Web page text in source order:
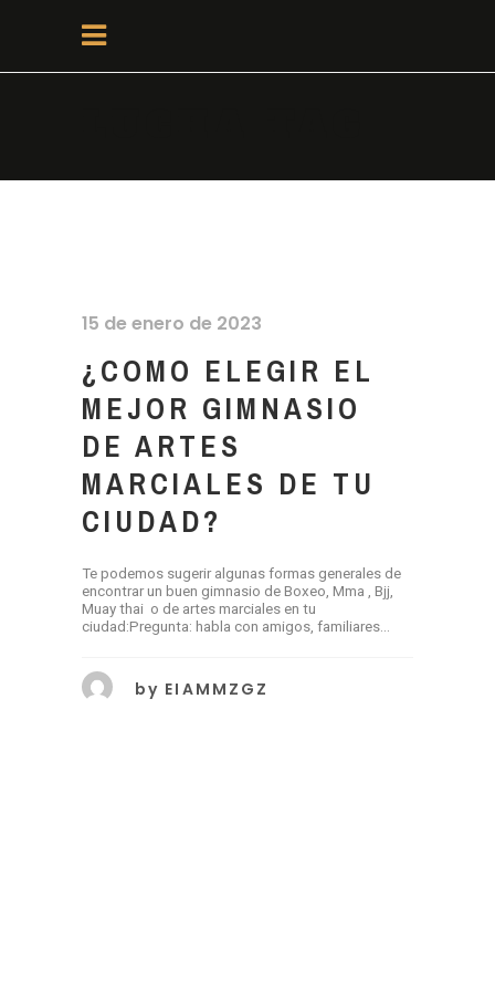
15 de enero de 2023
¿COMO ELEGIR EL
MEJOR GIMNASIO
DE ARTES
MARCIALES DE TU
CIUDAD?
Te podemos sugerir algunas formas generales de
encontrar un buen gimnasio de Boxeo, Mma , Bjj,
Muay thai o de artes marciales en tu
ciudad:Pregunta: habla con amigos, familiares...
by EIAMMZGZ